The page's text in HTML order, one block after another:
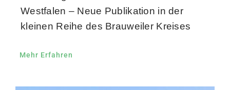
Westfalen – Neue Publikation in der
kleinen Reihe des Brauweiler Kreises
Mehr Erfahren